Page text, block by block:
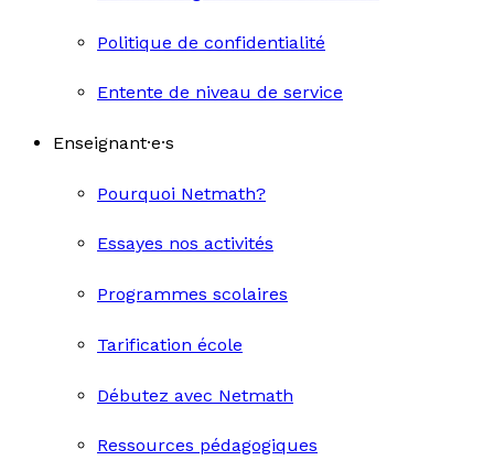
Politique de confidentialité
Entente de niveau de service
Enseignant·e·s
Pourquoi Netmath?
Essayes nos activités
Programmes scolaires
Tarification école
Débutez avec Netmath
Ressources pédagogiques